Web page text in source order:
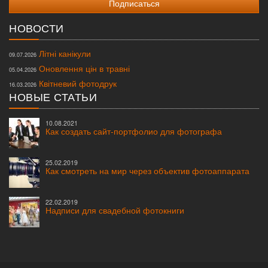
НОВОСТИ
09.07.2026 Літні канікули
05.04.2026 Оновлення цін в травні
16.03.2026 Квітневий фотодрук
НОВЫЕ СТАТЬИ
10.08.2021
Как создать сайт-портфолио для фотографа
25.02.2019
Как смотреть на мир через объектив фотоаппарата
22.02.2019
Надписи для свадебной фотокниги